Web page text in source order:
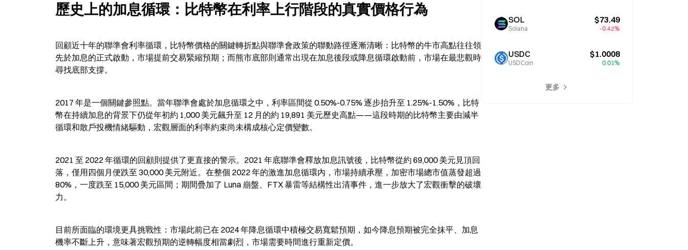
歷史上的加息循環：比特幣在利率上行階段的真實價格行為
回顧近十年的聯準會利率循環，比特幣價格的關鍵轉折點與聯準會政策的聯動路徑逐漸清晰：比特幣的牛市高點往往領
先於加息的正式啟動，市場提前交易緊縮預期；而熊市底部則通常出現在加息後段或降息循環啟動前，市場在最悲觀時
尋找底部支撐。
2017 年是一個關鍵參照點。當年聯準會處於加息循環之中，利率區間從 0.50%-0.75% 逐步抬升至 1.25%-1.50%，比特
幣在持續加息的背景下仍從年初約 1,000 美元飆升至 12 月的約 19,891 美元歷史高點——這段時期的比特幣主要由減半
循環和散戶投機情緒驅動，宏觀層面的利率約束尚未構成核心定價變數。
2021 至 2022 年循環的回顧則提供了更直接的警示。2021 年底聯準會釋放加息訊號後，比特幣從約 69,000 美元見頂回
落，僅用四個月便跌至 30,000 美元附近。在整個 2022 年的激進加息循環內，市場持續承壓，加密市場總市值蒸發超過
80%，一度跌至 15,000 美元區間；期間疊加了 Luna 崩盤、FTX 暴雷等結構性出清事件，進一步放大了宏觀衝擊的破壞
力。
目前所面臨的環境更具挑戰性：市場此前已在 2024 年降息循環中積極交易寬鬆預期，如今降息預期被完全抹平、加息
機率不斷上升，意味著宏觀預期的逆轉幅度相當劇烈，市場需要時間進行重新定價。
SOL
Solana
$73.49
-0.42%
USDC
USDCoin
$1.0008
0.01%
更多